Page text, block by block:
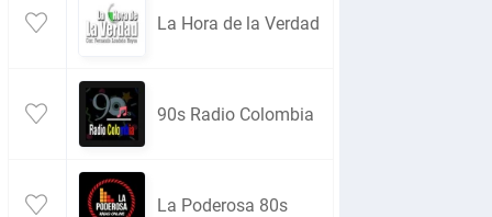
La Hora de la Verdad
90s Radio Colombia
La Poderosa 80s